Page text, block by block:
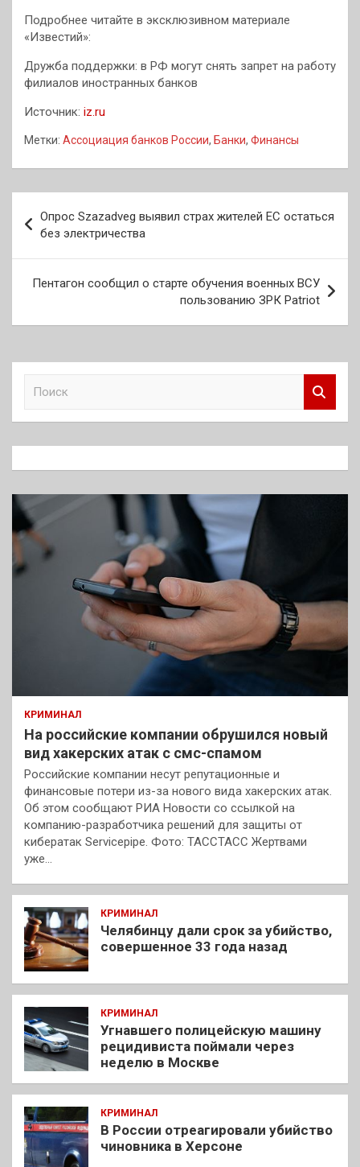
Подробнее читайте в эксклюзивном материале
«Известий»:
Дружба поддержки: в РФ могут снять запрет на работу
филиалов иностранных банков
Источник: iz.ru
Метки: Ассоциация банков России, Банки, Финансы
по
записям
Опрос Szazadveg выявил страх жителей ЕС остаться
без электричества
Пентагон сообщил о старте обучения военных ВСУ
пользованию ЗРК Patriot
к
КРИМИНАЛ
На российские компании обрушился новый
вид хакерских атак с смс-спамом
Российские компании несут репутационные и
финансовые потери из-за нового вида хакерских атак.
Об этом сообщают РИА Новости со ссылкой на
компанию-разработчика решений для защиты от
кибератак Servicepipe. Фото: ТАССТАСС Жертвами
уже…
КРИМИНАЛ
Челябинцу дали срок за убийство,
совершенное 33 года назад
КРИМИНАЛ
Угнавшего полицейскую машину
рецидивиста поймали через
неделю в Москве
КРИМИНАЛ
В России отреагировали убийство
чиновника в Херсоне